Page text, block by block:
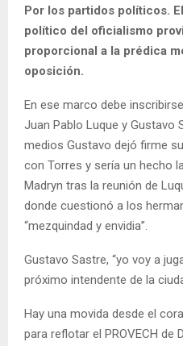
Por los partidos políticos.
político del oficialismo
proporcional a la prédica
oposición.
En ese marco debe
Juan Pablo Luque y Gustavo
medios Gustavo dejó firme
con Torres y sería un hecho
Madryn tras la reunión de
donde cuestionó a los
“mezquindad y envidia”.
Gustavo Sastre, “yo voy a
próximo intendente de la
Hay una movida desde el
para reflotar el PROVECH de